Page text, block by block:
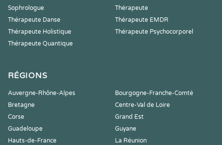
Sophrologue
Thérapeute
Thérapeute Danse
Thérapeute EMDR
Thérapeute Holistique
Thérapeute Psychocorporel
Thérapeute Quantique
RÉGIONS
Auvergne-Rhône-Alpes
Bourgogne-Franche-Comté
Bretagne
Centre-Val de Loire
Corse
Grand Est
Guadeloupe
Guyane
Hauts-de-France
La Réunion